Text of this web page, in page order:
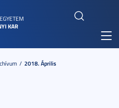
KAR
2018. Április